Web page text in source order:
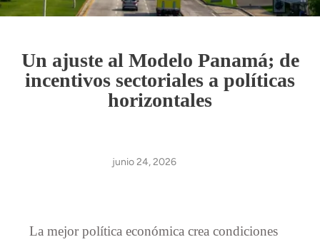
Un ajuste al Modelo Panamá; de
incentivos sectoriales a políticas
horizontales
junio 24, 2026
La mejor política económica crea condiciones